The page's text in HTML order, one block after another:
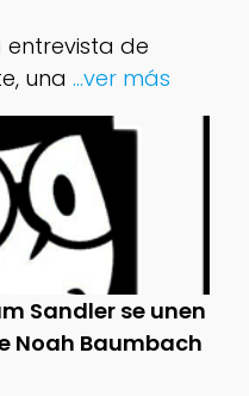
entrevista de
una ...ver más
Sandler se unen
Noah Baumbach